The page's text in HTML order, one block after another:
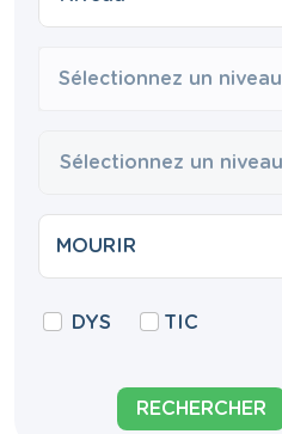
Sélectionnez un niveau
DYS TIC
RECHERCHER